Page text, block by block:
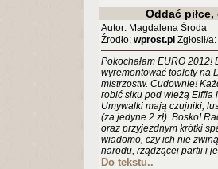
Oddać
Autor: Magdalena Środa
Źrodło: wprost.pl Zgłosił/a:
Pokochałam EURO 2012!
wyremontować toalety na
mistrzostw. Cudownie!
robić siku pod wieżą Eiffla
Umywalki mają czujniki,
(za jedyne 2 zł). Bosko!
oraz przyjezdnym krótki
wiadomo, czy ich nie
narodu, rządzącej partii i
Do tekstu..